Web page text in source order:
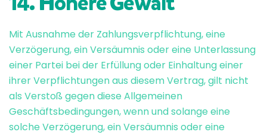
Mit Ausnahme der Zahlungsverpflichtung, eine
Verzögerung, ein Versäumnis oder eine Unterlassung
einer Partei bei der Erfüllung oder Einhaltung einer
ihrer Verpflichtungen aus diesem Vertrag, gilt nicht
als Verstoß gegen diese Allgemeinen
Geschäftsbedingungen, wenn und solange eine
solche Verzögerung, ein Versäumnis oder eine